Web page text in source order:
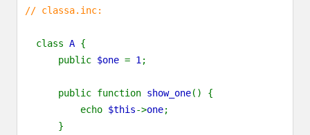
// classa.inc:
class A {
public $one = 1 ;
public function show_one() {
echo $this->one;
}